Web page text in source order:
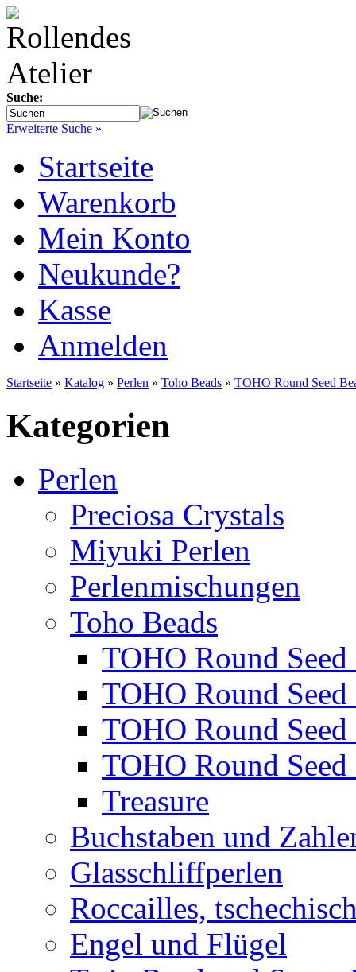
Suche:
Erweiterte Suche »
Startseite
Warenkorb
Mein Konto
Neukunde?
Kasse
Anmelden
Startseite » Katalog » Perlen » Toho Beads » TOHO Round Seed
Kategorien
Perlen
Preciosa Crystals
Miyuki Perlen
Perlenmischungen
Toho Beads
TOHO Round Seed
TOHO Round Seed
TOHO Round Seed
TOHO Round Seed
Treasure
Buchstaben und
Glasschliffperlen
Roccailles,
Engel und Flügel